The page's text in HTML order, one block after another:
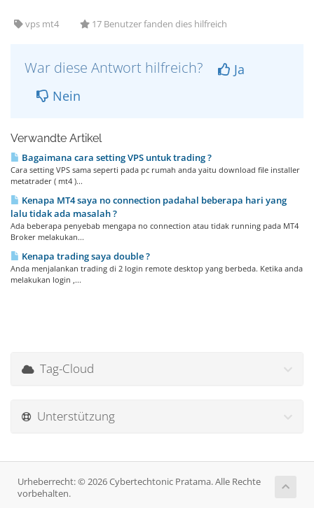
vps mt4 17 Benutzer fanden dies hilfreich
War diese Antwort hilfreich?
Ja
Nein
Verwandte Artikel
Bagaimana cara setting VPS untuk trading ?
Cara setting VPS sama seperti pada pc rumah anda yaitu download file installer
metatrader ( mt4 )...
Kenapa MT4 saya no connection padahal beberapa hari yang
lalu tidak ada masalah ?
Ada beberapa penyebab mengapa no connection atau tidak running pada MT4
Broker melakukan...
Kenapa trading saya double ?
Anda menjalankan trading di 2 login remote desktop yang berbeda. Ketika anda
melakukan login ,...
Tag-Cloud
Unterstützung
Urheberrecht: © 2026 Cybertechtonic Pratama. Alle Rechte
vorbehalten.